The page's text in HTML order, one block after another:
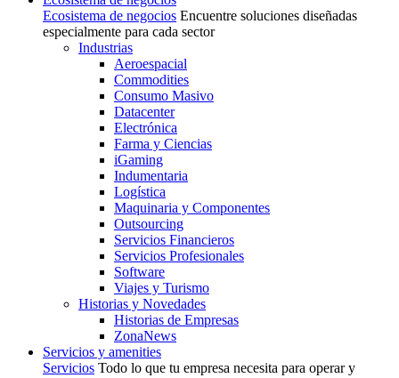
Ecosistema de negocios Encuentre soluciones diseñadas
especialmente para cada sector
Industrias
Aeroespacial
Commodities
Consumo Masivo
Datacenter
Electrónica
Farma y Ciencias
iGaming
Indumentaria
Logística
Maquinaria y Componentes
Outsourcing
Servicios Financieros
Servicios Profesionales
Software
Viajes y Turismo
Historias y Novedades
Historias de Empresas
ZonaNews
Servicios y amenities
Servicios Todo lo que tu empresa necesita para operar y